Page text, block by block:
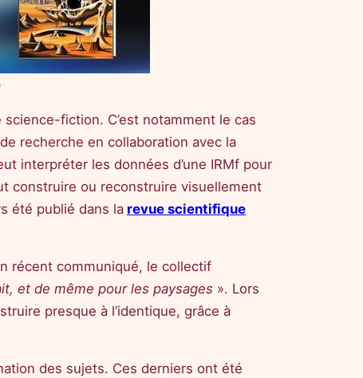
fiction. C’est notamment le cas
recherche en collaboration avec la
interpréter les données d’une IRMf pour
construire ou reconstruire visuellement
été publié dans la revue scientifique
récent communiqué, le collectif
et de même pour les paysages ». Lors
presque à l’identique, grâce à
des sujets. Ces derniers ont été